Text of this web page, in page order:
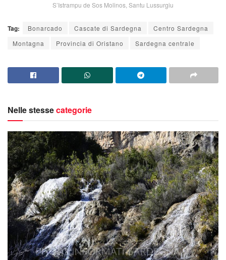
S’Istrampu de Sos Molinos, Santu Lussurgiu
Tag: Bonarcado Cascate di Sardegna
Centro Sardegna
Montagna
Provincia di Oristano Sardegna centrale
Nelle stessecategorie